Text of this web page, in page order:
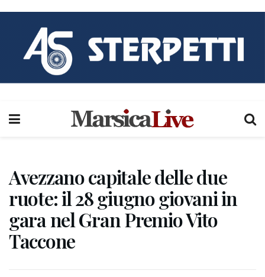
Avezzano capitale delle due
ruote: il 28 giugno giovani in
gara nel Gran Premio Vito
Taccone